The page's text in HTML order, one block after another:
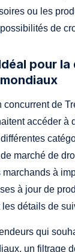
ou les
de
pour
concurrent de
accéder à
marché de
à
à jour de
les détails de
qui
un filtrage